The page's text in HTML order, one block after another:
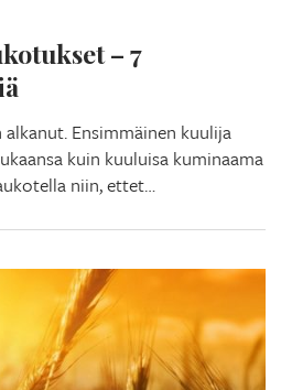
– 7
Ensimmäinen kuulija
kuin kuuluisa kuminaama
niin, ettet…